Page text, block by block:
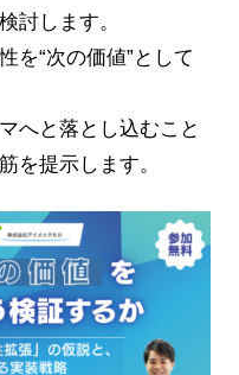
討します。
を“次の価値”として
へと落とし込むこと
を提示します。